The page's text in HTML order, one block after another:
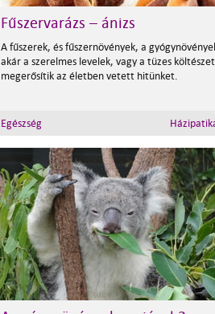
Fűszervarázs – ánizs
A fűszerek, és fűszernövények, a
akár a szerelmes levelek, vagy a tüzes
megerősítik az életben vetett hitünket.
Egészség